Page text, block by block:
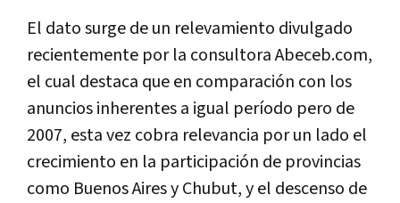
El dato surge de un relevamiento divulgado
recientemente por la consultora Abeceb.com,
el cual destaca que en comparación con los
anuncios inherentes a igual perí­odo pero de
2007, esta vez cobra relevancia por un lado el
crecimiento en la participación de provincias
como Buenos Aires y Chubut, y el descenso de